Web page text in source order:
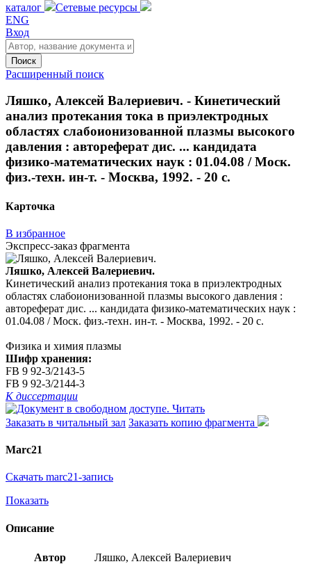
каталог
Сетевые ресурсы
ENG
Вход
Поиск
Расширенный поиск
Ляшко, Алексей Валериевич. - Кинетический
анализ протекания тока в приэлектродных
областях слабоионизованной плазмы высокого
давления : автореферат дис. ... кандидата
физико-математических наук : 01.04.08 / Моск.
физ.-техн. ин-т. - Москва, 1992. - 20 с.
Карточка
В избранное
Экспресс-заказ фрагмента
Ляшко, Алексей Валериевич.
Кинетический анализ протекания тока в приэлектродных
областях слабоионизованной плазмы высокого давления :
автореферат дис. ... кандидата физико-математических наук :
01.04.08 / Моск. физ.-техн. ин-т. - Москва, 1992. - 20 с.
Физика и химия плазмы
Шифр хранения:
FB 9 92-3/2143-5
FB 9 92-3/2144-3
К диссертации
Читать
Заказать в читальный зал Заказать копию фрагмента
Marc21
Скачать marc21-запись
Показать
Описание
Автор Ляшко, Алексей Валериевич